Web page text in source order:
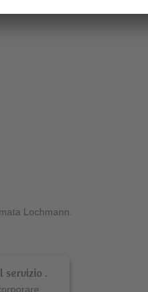
Lochmann.
servizio .